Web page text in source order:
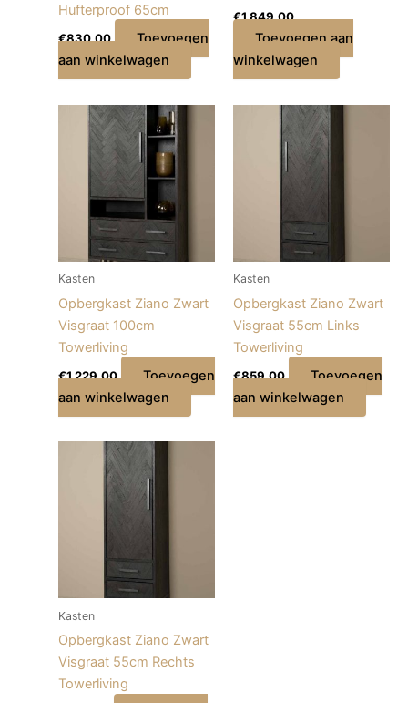
Hufterproof 65cm
€830,00
Toevoegen
aan winkelwagen
€1.849,00
Toevoegen aan
winkelwagen
Kasten
Opbergkast Ziano Zwart
Visgraat 100cm
Towerliving
€1.229,00
Toevoegen
aan winkelwagen
Kasten
Opbergkast Ziano Zwart
Visgraat 55cm Links
Towerliving
€859,00
Toevoegen
aan winkelwagen
Kasten
Opbergkast Ziano Zwart
Visgraat 55cm Rechts
Towerliving